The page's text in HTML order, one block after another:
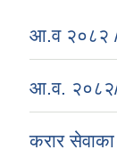
आ.व २०८२ /
आ.व. २०८२/
करार